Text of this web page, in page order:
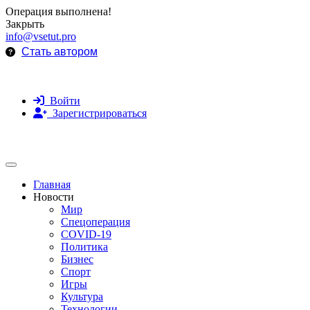
Операция выполнена!
Закрыть
info@vsetut.pro
Стать автором
Войти
Зарегистрироваться
Toggle navigation
Главная
Новости
Мир
Спецоперация
COVID-19
Политика
Бизнес
Спорт
Игры
Культура